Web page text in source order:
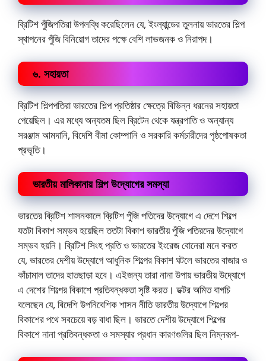
ব্রিটিশ পুঁজিপতিরা উপলব্ধি করেছিলেন যে, ইংল্যান্ডের তুলনায় ভারতের শিল্প
স্থাপনের পুঁজি বিনিয়োগ তাদের পক্ষে বেশি লাভজনক ও নিরাপদ।
৬. সহায়তা
ব্রিটিশ শিল্পপতিরা ভারতের শিল্প প্রতিষ্ঠার ক্ষেত্রে বিভিন্ন ধরনের সহায়তা
পেয়েছিল। এর মধ্যে অন্যতম ছিল ব্রিটেন থেকে যন্ত্রপাতি ও অন্যান্য
সরঞ্জাম আমদানি, বিদেশি বীমা কোম্পানি ও সরকারি কর্মচারীদের পৃষ্ঠপোষকতা
প্রভৃতি।
ভারতীয় মালিকানায় শিল্প উদ্যোগের সমস্যা
ভারতের ব্রিটিশ শাসনকালে ব্রিটিশ পুঁজি পতিদের উদ্যোগে এ দেশে শিল্পে
যতটা বিকাশ সম্ভব হয়েছিল ততটা বিকাশ ভারতীয় পুঁজি পতিরদের উদ্যোগে
সম্ভব হয়নি। ব্রিটিশ সিংহ প্রতি ও ভারতের ইংরেজ বোনেরা মনে করত
যে, ভারতের দেশীয় উদ্যোগে আধুনিক শিল্পের বিকাশ ঘটলে ভারতের বাজার ও
কাঁচামাল তাদের হাতছাড়া হবে। এইজন্য তারা নানা উপায় ভারতীয় উদ্যোগে
এ দেশের শিল্পের বিকাশে প্রতিবন্ধকতা সৃষ্টি করত। ডক্টর অমিত বাগচি
বলেছেন যে, বিদেশি উপনিবেশিক শাসন নীতি ভারতীয় উদ্যোগে শিল্পের
বিকাশের পথে সবচেয়ে বড় বাধা ছিল। ভারতে দেশীয় উদ্যোগে শিল্পের
বিকাশে নানা প্রতিবন্ধকতা ও সমস্যার প্রধান কারণগুলির ছিল নিম্নরূপ-